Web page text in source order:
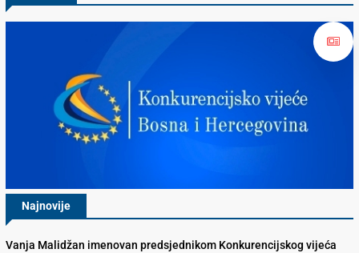
Najnovije
Vanja Malidžan imenovan predsjednikom Konkurencijskog vijeća